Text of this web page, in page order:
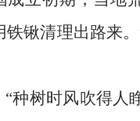
锹清理出路来
种树时风吹得人